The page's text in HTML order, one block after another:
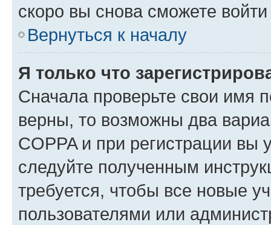
скоро вы снова сможете
Вернуться к началу
Я только что
Сначала проверьте свои имя
верны, то возможны два
COPPA и при регистрации вы
следуйте полученным
требуется, чтобы все новые
пользователями или